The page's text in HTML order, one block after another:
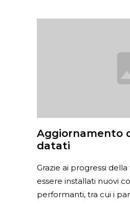
Aggiornamento
datati
Grazie ai progressi
essere installati nuovi
performanti, tra cui i